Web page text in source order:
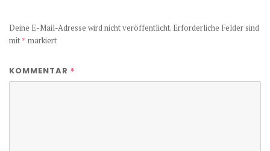
Deine E-Mail-Adresse wird nicht veröffentlicht. Erforderliche Felder sind
mit * markiert
KOMMENTAR *